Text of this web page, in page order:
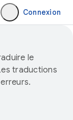
Connexion
le
traductions